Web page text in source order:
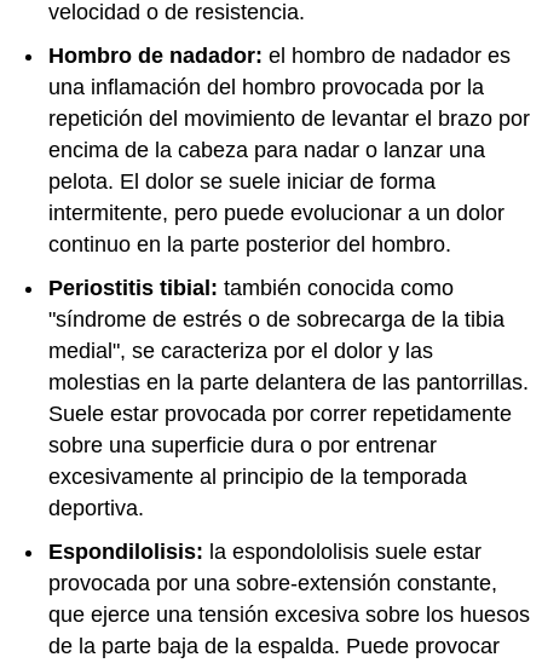
velocidad o de resistencia.
Hombro de nadador: el hombro de nadador es
una inflamación del hombro provocada por la
repetición del movimiento de levantar el brazo por
encima de la cabeza para nadar o lanzar una
pelota. El dolor se suele iniciar de forma
intermitente, pero puede evolucionar a un dolor
continuo en la parte posterior del hombro.
Periostitis tibial: también conocida como
"síndrome de estrés o de sobrecarga de la tibia
medial", se caracteriza por el dolor y las
molestias en la parte delantera de las pantorrillas.
Suele estar provocada por correr repetidamente
sobre una superficie dura o por entrenar
excesivamente al principio de la temporada
deportiva.
Espondilolisis: la espondololisis suele estar
provocada por una sobre-extensión constante,
que ejerce una tensión excesiva sobre los huesos
de la parte baja de la espalda. Puede provocar